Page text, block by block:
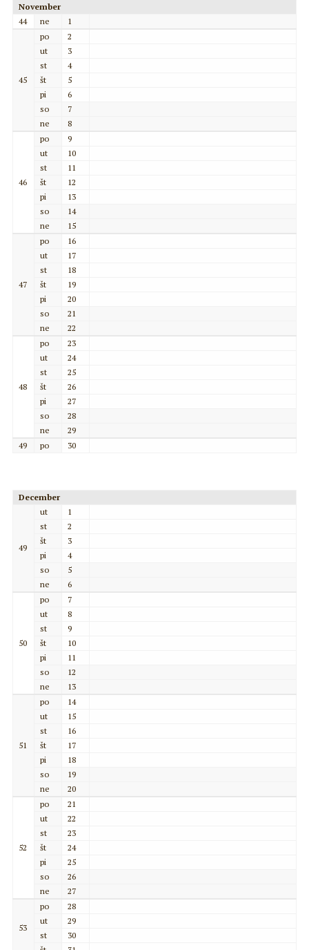
November
44
ne 1
45
po
2
ut
3
st
4
št
5
pi
6
so
7
ne
8
46
po
9
ut
10
st
11
št
12
pi
13
so
14
ne
15
47
po
16
ut
17
st
18
št
19
pi
20
so
21
ne
22
48
po
23
ut
24
st
25
št
26
pi
27
so
28
ne
29
49
po 30
December
49
ut
1
st
2
št
3
pi
4
so
5
ne
6
50
po
7
ut
8
st
9
št
10
pi
11
so
12
ne
13
51
po
14
ut
15
st
16
št
17
pi
18
so
19
ne
20
52
po
21
ut
22
st
23
št
24
pi
25
so
26
ne
27
53
po
28
ut
29
st
30